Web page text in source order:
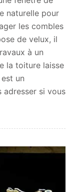
naturelle pour
les combles
de velux, il
à un
la toiture laisse
un
adresser si vous